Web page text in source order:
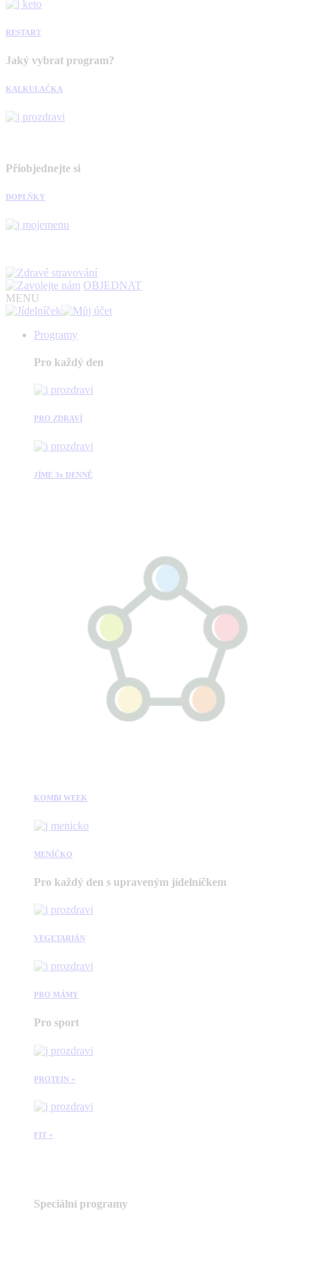
RESTART
Jaký vybrat program?
KALKULAČKA
Přiobjednejte si
DOPLŇKY
OBJEDNAT
MENU
Programy
Pro každý den
PRO ZDRAVÍ
JÍME 3x DENNĚ
KOMBI WEEK
MENÍČKO
Pro každý den s upraveným jídelníčkem
VEGETARIÁN
PRO MÁMY
Pro sport
PROTEIN +
FIT +
Speciální programy